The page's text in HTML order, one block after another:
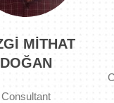
MITHAT
DOĞAN
Consultant